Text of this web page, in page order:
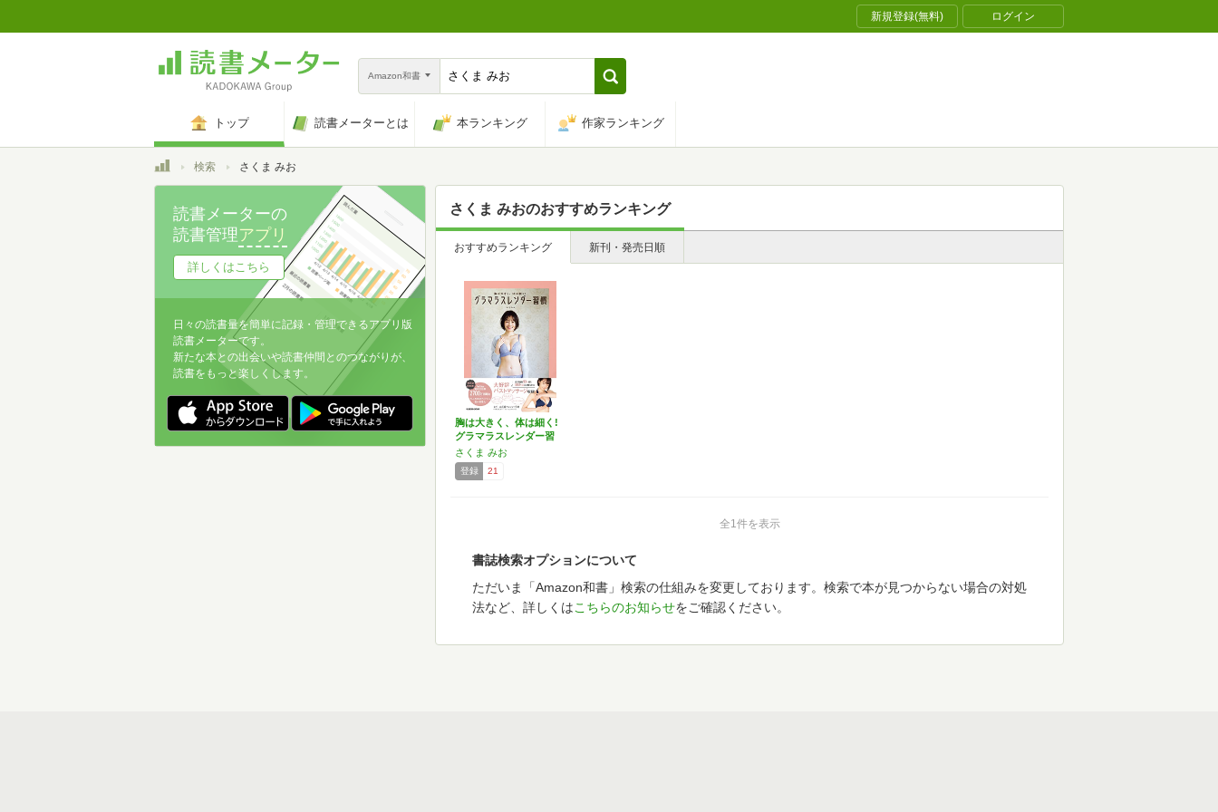
新規登録(無料) ログイン
Amazon和書
トップ 読書メーターとは 本ランキング 作家ランキング
トップ検索 さくま みお
さくま みおのおすすめランキング
おすすめランキング 新刊・発売日順
胸は大きく、体は細く!
グラマラスレンダー習
慣
さくま みお
登録 21
全1件を表示
書誌検索オプションについて
ただいま「Amazon和書」検索の仕組みを変更しております。検索で本が見つからない場合の対処
法など、詳しくはこちらのお知らせをご確認ください。
読書メーターの
読書管理アプリ
詳しくはこちら
日々の読書量を簡単に記録・管理できるアプリ版
読書メーターです。
新たな本との出会いや読書仲間とのつながりが、
読書をもっと楽しくします。